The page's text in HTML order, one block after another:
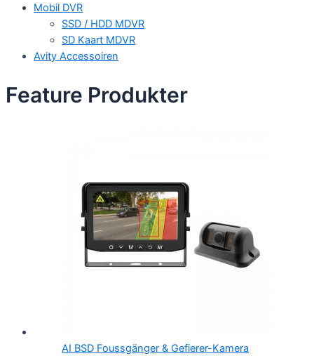
Mobil DVR
SSD / HDD MDVR
SD Kaart MDVR
Avity Accessoiren
Feature Produkter
AI BSD Foussgänger & Gefierer-Kamera